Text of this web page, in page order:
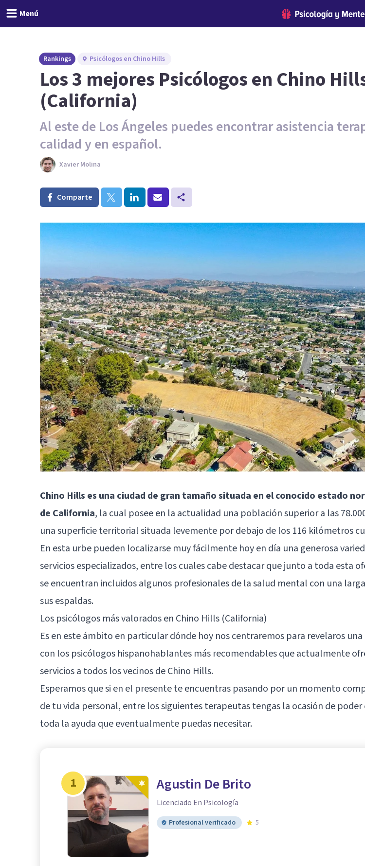
Menú
Rankings Psicólogos en Chino Hills
Los 3 mejores Psicólogos en Chino
(California)
Al este de Los Ángeles puedes encontrar asistencia
calidad y en español.
Xavier Molina
Comparte
Chino Hills es una ciudad de gran tamaño situada en el conocido estado
de California, la cual posee en la actualidad una población superior a las
una superficie territorial situada levemente por debajo de los 116 kilómetros
En esta urbe pueden localizarse muy fácilmente hoy en día una generosa
servicios especializados, entre los cuales cabe destacar que junto a toda esta
se encuentran incluidos algunos profesionales de la salud mental con una
sus espaldas.
Los psicólogos más valorados en Chino Hills (California)
Es en este ámbito en particular dónde hoy nos centraremos para revelaros
con los psicólogos hispanohablantes más recomendables que actualmente
servicios a todos los vecinos de Chino Hills.
Esperamos que si en el presente te encuentras pasando por un momento
de tu vida personal, entre los siguientes terapeutas tengas la ocasión de
toda la ayuda que eventualmente puedas necesitar.
1 Agustin De Brito
Licenciado En Psicología
Profesional verificado 5